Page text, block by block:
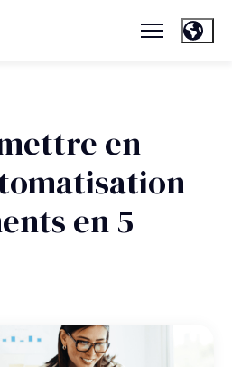
en
en 5